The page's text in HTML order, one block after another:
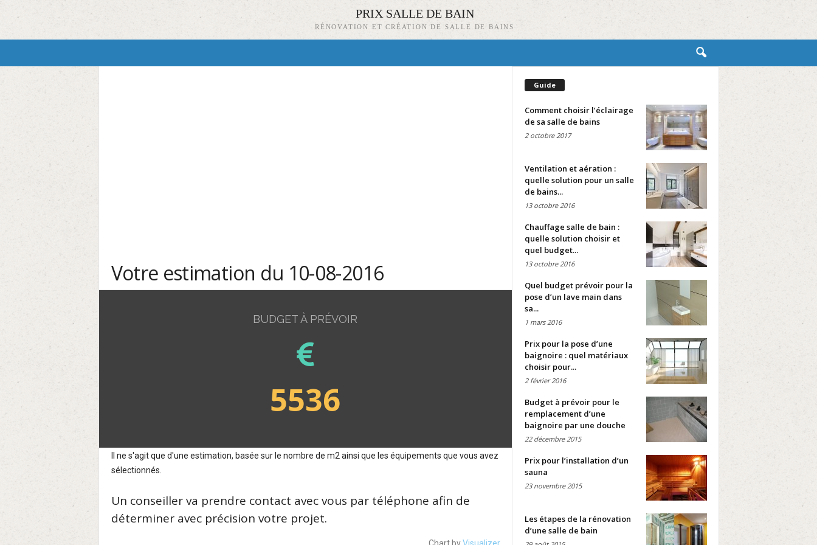
PRIX SALLE DE BAIN
RÉNOVATION ET CRÉATION DE SALLE DE BAINS
Votre estimation du 10-08-2016
BUDGET À PRÉVOIR
5536
Il ne s'agit que d'une estimation, basée sur le nombre de m2 ainsi que les équipements que vous avez
sélectionnés.
Un conseiller va prendre contact avec vous par téléphone afin de
déterminer avec précision votre projet.
Chart byVisualizer
Guide
Comment choisir l’éclairage
de sa salle de bains
2 octobre 2017
Ventilation et aération :
quelle solution pour un salle
de bains...
13 octobre 2016
Chauffage salle de bain :
quelle solution choisir et
quel budget...
13 octobre 2016
Quel budget prévoir pour la
pose d’un lave main dans
sa...
1 mars 2016
Prix pour la pose d’une
baignoire : quel matériaux
choisir pour...
2 février 2016
Budget à prévoir pour le
remplacement d’une
baignoire par une douche
22 décembre 2015
Prix pour l’installation d’un
sauna
23 novembre 2015
Les étapes de la rénovation
d’une salle de bain